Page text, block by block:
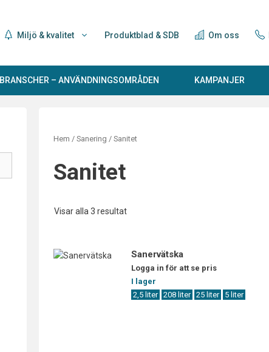
Miljö & kvalitet Produktblad & SDB Om oss
BRANSCHER – ANVÄNDNINGSOMRÅDEN KAMPANJER
Hem / Sanering / Sanitet
Sanitet
Visar alla 3 resultat
Sanervätska
Logga in för att se pris
I lager
2,5 liter 208 liter 25 liter 5 liter